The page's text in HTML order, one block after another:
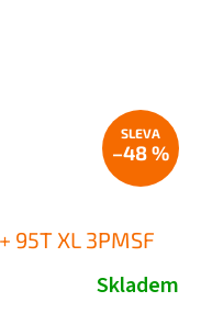
–48 %
95T XL 3PMSF
Skladem